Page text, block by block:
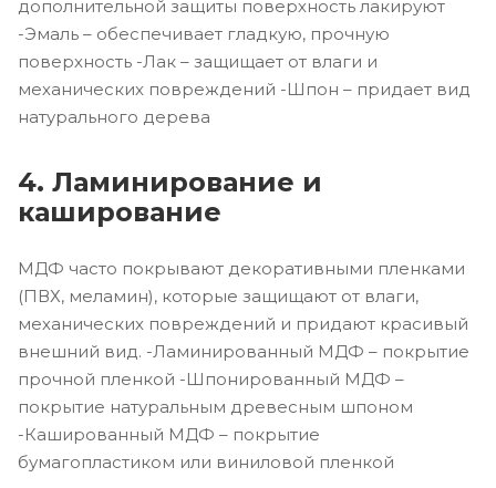
дополнительной защиты поверхность лакируют
-Эмаль – обеспечивает гладкую, прочную
поверхность -Лак – защищает от влаги и
механических повреждений -Шпон – придает вид
натурального дерева
4. Ламинирование и
каширование
МДФ часто покрывают декоративными пленками
(ПВХ, меламин), которые защищают от влаги,
механических повреждений и придают красивый
внешний вид. -Ламинированный МДФ – покрытие
прочной пленкой -Шпонированный МДФ –
покрытие натуральным древесным шпоном
-Кашированный МДФ – покрытие
бумагопластиком или виниловой пленкой